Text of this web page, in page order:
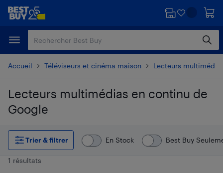
Passer
principal
Passer
Accueil Téléviseurs et cinéma maison Lecteurs
Lecteurs multimédias en continu de
Google
Passer aux résultats
Trier & filtrer
En Stock Best Buy
1 résultats